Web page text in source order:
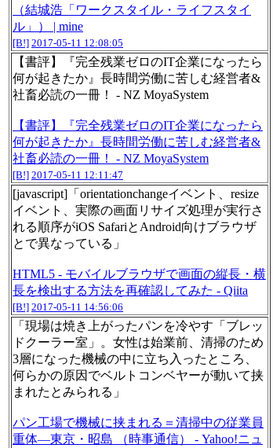
（結城浩「ワークスタイル・ライフスタイ
ル」） | mine
[B!] 2017-05-11 12:08:05
【書評】『完全残業ゼロのIT企業になったら
何が起きたか』長時間労働に苦しむ経営者&
社畜必読の一冊！ - NZ MoyaSystem
【書評】『完全残業ゼロのIT企業になったら
何が起きたか』長時間労働に苦しむ経営者&
社畜必読の一冊！ - NZ MoyaSystem
[B!] 2017-05-11 12:11:47
[javascript]「orientationchangeイベント、resize
イベント、実際の画面リサイズ処理が実行さ
れる順序がiOS SafariとAndroid向けブラウザ
とで異なっている」
HTML5 - モバイルブラウザで画面の縦長・横
長を検出する方法を再確認してみた - Qiita
[B!] 2017-05-11 14:56:06
「現場は焼き上がったパンを冷やす「ブレッ
ドクーラー室」。女性は始業前、清掃のため
3層になった機械の中に立ち入ったところ、
何らかの原因でベルトコンベヤーが動いて挟
まれたとみられる」
パン工場で機械に挟まれる＝清掃中の従業員
重体―東京・昭島 （時事通信） - Yahoo!ニュ